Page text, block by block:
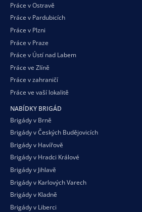
Práce v Ostravě
Práce v Pardubicích
Práce v Plzni
Práce v Praze
Práce v Ústí nad Labem
Práce ve Zlíně
Práce v zahraničí
Práce ve vaší lokalitě
NABÍDKY BRIGÁD
Brigády v Brně
Brigády v Českých Budějovicích
Brigády v Havířově
Brigády v Hradci Králové
Brigády v Jihlavě
Brigády v Karlových Varech
Brigády v Kladně
Brigády v Liberci